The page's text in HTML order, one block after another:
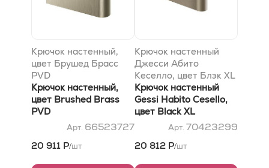
Крючок настенный,
цвет Брушед Брасс
PVD
Крючок настенный,
цвет Brushed Brass
PVD
Арт. 66523727
20 911 Р/шт
Крючок настенный
Джесси Абито
Кеселло, цвет Блэк XL
Крючок настенный
Gessi Habito Cesello,
цвет Black XL
Арт. 70423299
20 812 Р/шт